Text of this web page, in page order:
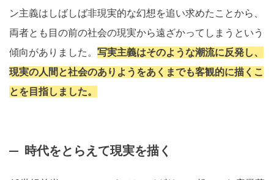
ン主義はしばしば非現実的な幻想を追い求めたことから、
両者とも目の前の社会の現実から遠ざかってしまうという
傾向がありました。 写実主義はそのような潮流に反発し、
現実の人間と社会のありようをあくまでも客観的に描くこ
とを目指しました。
時代をとらえて現実を描く